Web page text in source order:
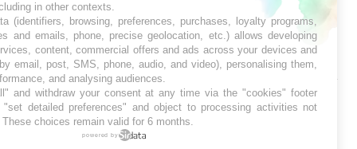
SYMPTÔMES
Douleurs de l’avant-pied :
des métatarsalgies à 90 %
in other contexts.
(identifiers, browsing, preferences, purchases, loyalty programs,
and emails, phone, precise geolocation, etc.) allows developing
content, commercial offers and ads across your devices and
email, post, SMS, phone, audio, and video), personalising them,
and analysing audiences.
and withdraw your consent at any time via the "cookies" footer
detailed preferences" and object to processing activities not
choices remain valid for 6 months.
powered by